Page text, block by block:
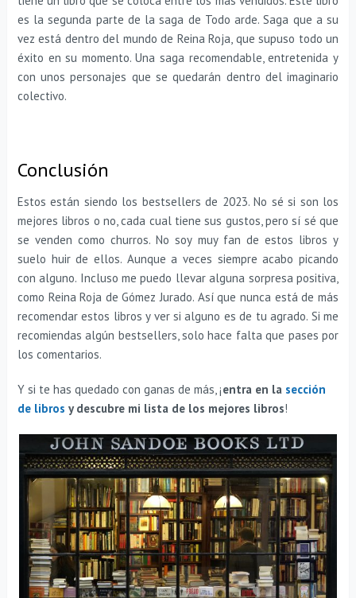
es la segunda parte de la saga de Todo arde. Saga que a su
vez está dentro del mundo de Reina Roja, que supuso todo un
éxito en su momento. Una saga recomendable, entretenida y
con unos personajes que se quedarán dentro del imaginario
colectivo.
Conclusión
Estos están siendo los bestsellers de 2023. No sé si son los
mejores libros o no, cada cual tiene sus gustos, pero sí sé que
se venden como churros. No soy muy fan de estos libros y
suelo huir de ellos. Aunque a veces siempre acabo picando
con alguno. Incluso me puedo llevar alguna sorpresa positiva,
como Reina Roja de Gómez Jurado. Así que nunca está de más
recomendar estos libros y ver si alguno es de tu agrado. Si me
recomiendas algún bestsellers, solo hace falta que pases por
los comentarios.
Y si te has quedado con ganas de más, ¡entra en la sección
de libros y descubre mi lista de los mejores libros!